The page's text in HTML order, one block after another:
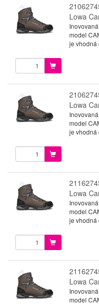
Lowa
model
je vhodná
Lowa
model
je vhodná
Lowa
model
je vhodná
Lowa
model